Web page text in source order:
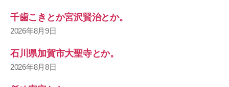
千歯こきとか宮沢賢治とか。
2026年8月9日
石川県加賀市大聖寺とか。
2026年8月8日